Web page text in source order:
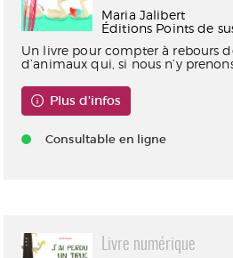
Maria Jalibert
Éditions Points de
Un livre pour compter à rebours
d’animaux qui, si nous n’y prenons
Plus d'infos
Consultable en ligne
Livre numérique